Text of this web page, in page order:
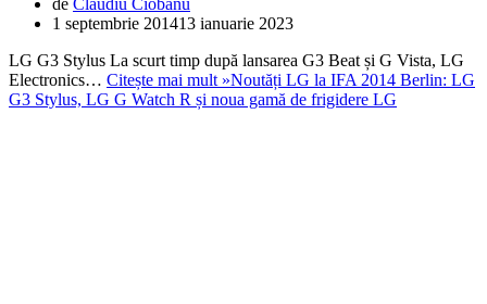
de Claudiu Ciobanu
1 septembrie 201413 ianuarie 2023
LG G3 Stylus La scurt timp după lansarea G3 Beat și G Vista, LG
Electronics… Citește mai mult »Noutăți LG la IFA 2014 Berlin: LG
G3 Stylus, LG G Watch R și noua gamă de frigidere LG